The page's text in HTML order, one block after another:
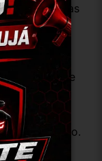
que nossas
testadas.
o campo de
por
do produto.